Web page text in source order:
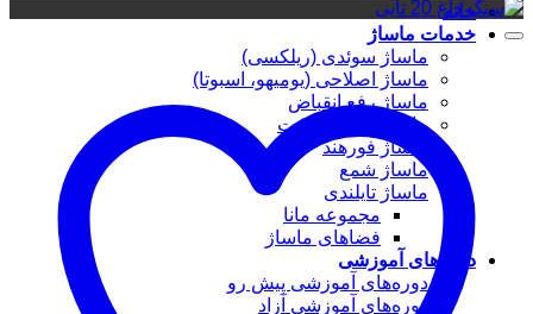
خانه
خدمات ماساژ
ماساژ سوئدی (ریلکسی)
ماساژ اصلاحی (یومیهو، اسبوتا)
ماساژ رفع انقباض
ماساژ سر و صورت
ماساژ فورهند
ماساژ شمع
ماساژ تایلندی
مجموعه مانا
فضاهای ماساژ
دوره‌های آموزشی
دوره‌های آموزشی پیش رو
دوره‌های آموزشی آزاد